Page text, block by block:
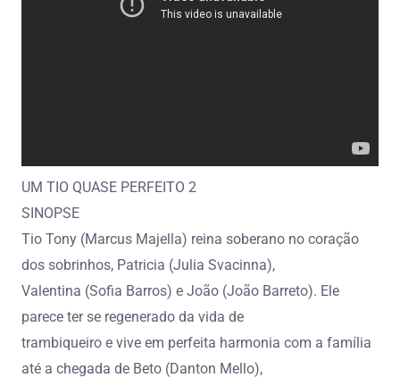
UM TIO QUASE PERFEITO 2
SINOPSE
Tio Tony (Marcus Majella) reina soberano no coração
dos sobrinhos, Patricia (Julia Svacinna),
Valentina (Sofia Barros) e João (João Barreto). Ele
parece ter se regenerado da vida de
trambiqueiro e vive em perfeita harmonia com a família
até a chegada de Beto (Danton Mello),